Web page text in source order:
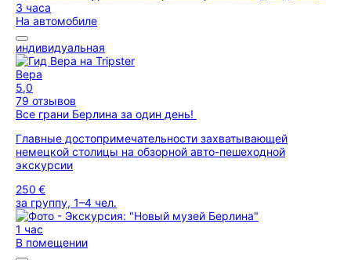
3 часа
На автомобиле
индивидуальная
Вера
5,0
79 отзывов
Все грани Берлина за один день!
Главные достопримечательности захватывающей
немецкой столицы на обзорной авто-пешеходной
экскурсии
250 €
за группу, 1–4 чел.
1 час
В помещении